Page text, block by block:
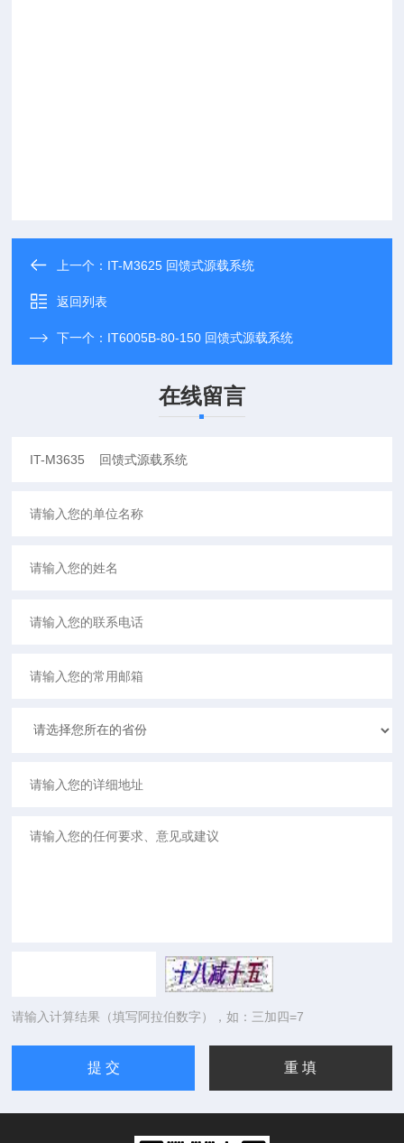
上一个： IT-M3625 回馈式源载系统
返回列表
下一个： IT6005B-80-150 回馈式源载系统
在线留言
请输入计算结果（填写阿拉伯数字），如：三加四=7